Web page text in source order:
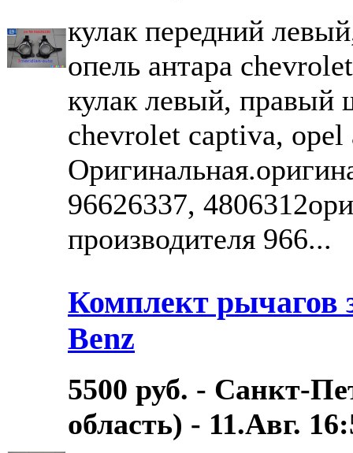
кулак передний
опель антара
кулак левый, правый
chevrolet captiva, opel
96626337,
производителя 966...
Комплект рычагов
Benz
5500 руб. - Санкт-
область) - 11.Авг.